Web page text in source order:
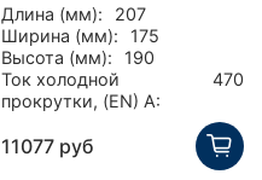
Длина (мм):
207
Ширина (мм):
175
Высота (мм):
190
Ток холодной
прокрутки, (EN) А:
470
11077 руб